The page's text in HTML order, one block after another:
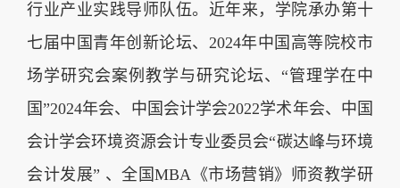
行业产业实践导师队伍。近年来，学院承办第十
七届中国青年创新论坛、2024年中国高等院校市
场学研究会案例教学与研究论坛、“管理学在中
国”2024年会、中国会计学会2022学术年会、中国
会计学会环境资源会计专业委员会“碳达峰与环境
会计发展” 、全国MBA《市场营销》师资教学研